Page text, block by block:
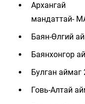
мандаттай-
Баян-Өлгий
Баянхонгор
Булган
Говь-Алтай